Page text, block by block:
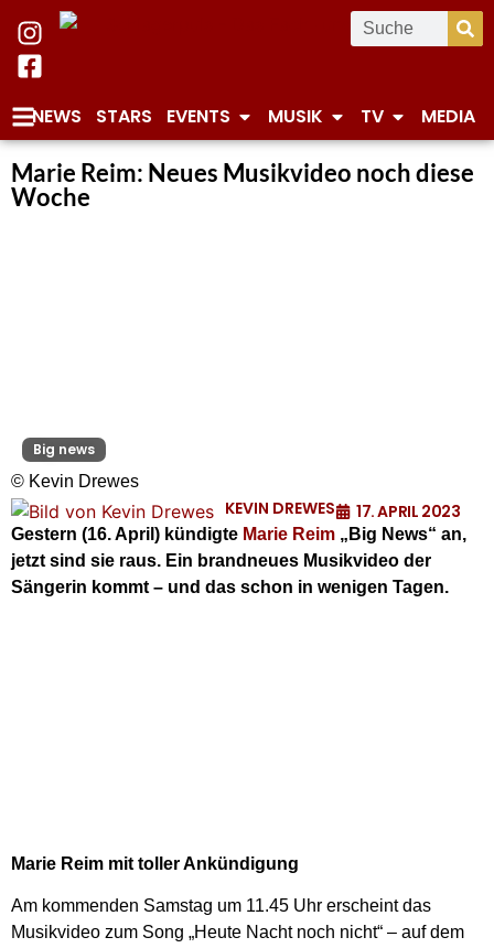
NEWS STARS EVENTS MUSIK TV MEDIA
Marie Reim: Neues Musikvideo noch diese
Woche
Big news
© Kevin Drewes
KEVIN DREWES 17. APRIL 2023
Gestern (16. April) kündigte Marie Reim „Big News“ an,
jetzt sind sie raus. Ein brandneues Musikvideo der
Sängerin kommt – und das schon in wenigen Tagen.
Marie Reim mit toller Ankündigung
Am kommenden Samstag um 11.45 Uhr erscheint das
Musikvideo zum Song „Heute Nacht noch nicht“ – auf dem